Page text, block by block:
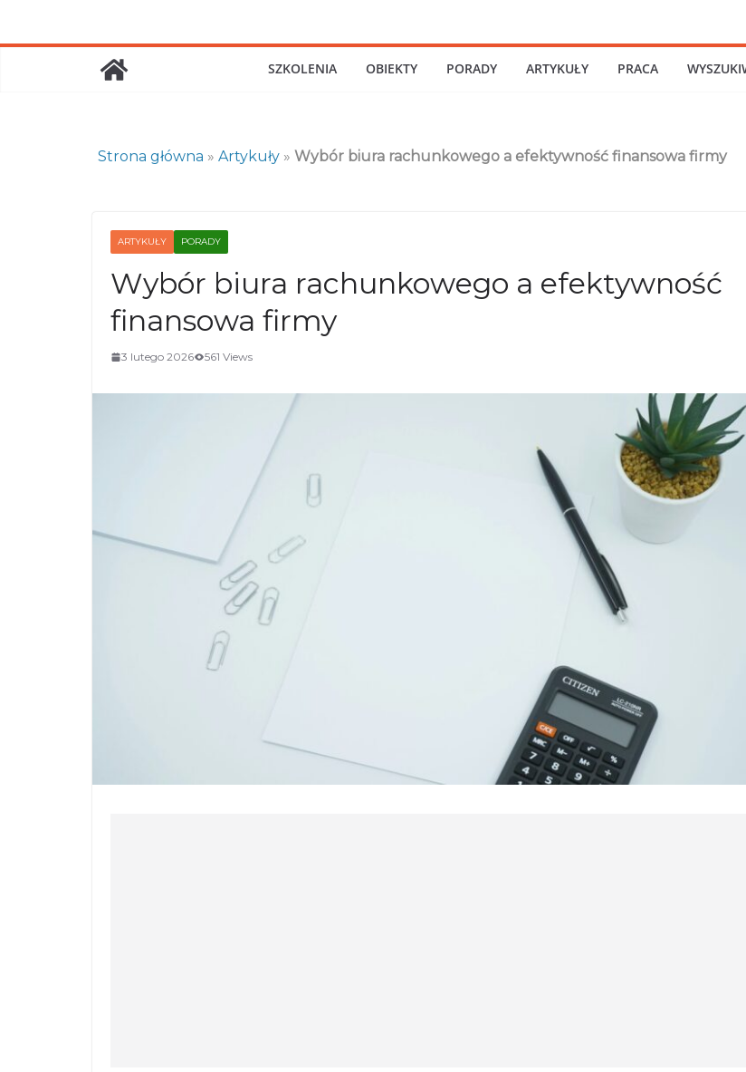
content
SZKOLENIA
OBIEKTY PORADY ARTYKUŁY PRACA
Strona główna » Artykuły » Wybór biura rachunkowego a efektywność finansowa firmy
ARTYKUŁY PORADY
Wybór biura rachunkowego a efektywność
finansowa firmy
3 lutego 2026 561 Views